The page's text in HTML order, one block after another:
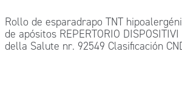
Rollo de esparadrapo TNT
de apósitos REPERTORIO
della Salute nr. 92549 Clasificación